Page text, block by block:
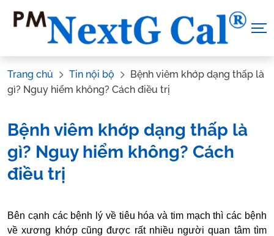
Trang chủ Tin nội bộ
Bệnh viêm khớp dạng thấp là
gì? Nguy hiểm không? Cách điều trị
Bệnh viêm khớp dạng thấp là
gì? Nguy hiểm không? Cách
điều trị
Tác Giả: Canxi NextG Cal Tham vấn y khoa:
Dược sĩ Vũ Thị
Hậu
Bên cạnh các bệnh lý về tiêu hóa và tim mạch thì các bệnh
về xương khớp cũng được rất nhiều người quan tâm tìm